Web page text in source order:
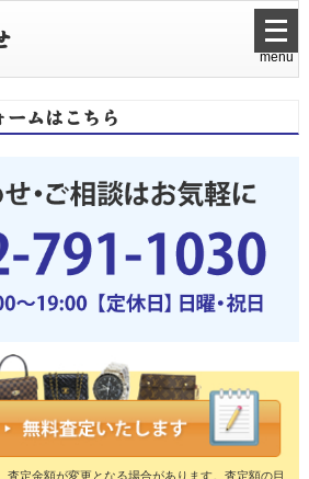
メ
ニ
ュ
ー
menu
ムはこちら
定金額が変更となる場合があります。査定額の目